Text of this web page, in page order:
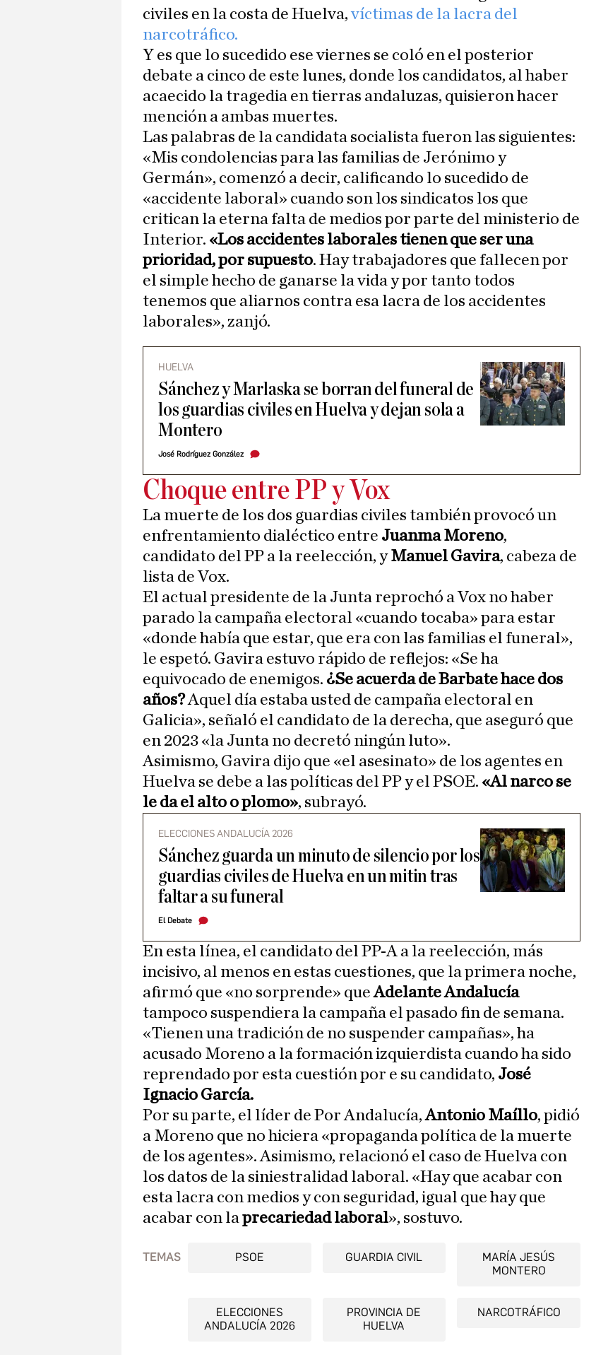
civiles en la costa de Huelva,víctimas de la lacra del
narcotráfico.
Y es que lo sucedido ese viernes se coló en el posterior
debate a cinco de este lunes, donde los candidatos, al haber
acaecido la tragedia en tierras andaluzas, quisieron hacer
mención a ambas muertes.
Las palabras de la candidata socialista fueron las siguientes:
«Mis condolencias para las familias de Jerónimo y
Germán», comenzó a decir, calificando lo sucedido de
«accidente laboral» cuando son los sindicatos los que
critican la eterna falta de medios por parte del ministerio de
Interior. «Los accidentes laborales tienen que ser una
prioridad, por supuesto. Hay trabajadores que fallecen por
el simple hecho de ganarse la vida y por tanto todos
tenemos que aliarnos contra esa lacra de los accidentes
laborales», zanjó.
HUELVA
Sánchez y Marlaska se borran del funeral de
los guardias civiles en Huelva y dejan sola a
Montero
José Rodríguez González
Choque entre PP y Vox
La muerte de los dos guardias civiles también provocó un
enfrentamiento dialéctico entre Juanma Moreno,
candidato del PP a la reelección, yManuel Gavira, cabeza de
lista de Vox.
El actual presidente de la Junta reprochó a Vox no haber
parado la campaña electoral «cuando tocaba» para estar
«donde había que estar, que era con las familias el funeral»,
le espetó. Gavira estuvo rápido de reflejos: «Se ha
equivocado de enemigos. ¿Se acuerda de Barbate hace dos
años?Aquel día estaba usted de campaña electoral en
Galicia», señaló el candidato de la derecha, que aseguró que
en 2023 «la Junta no decretó ningún luto».
Asimismo, Gavira dijo que «el asesinato» de los agentes en
Huelva se debe a las políticas del PP y el PSOE. «Al narco se
le da el alto o plomo», subrayó.
ELECCIONES ANDALUCÍA 2026
Sánchez guarda un minuto de silencio por los
guardias civiles de Huelva en un mitin tras
faltar a su funeral
El Debate
En esta línea, el candidato del PP-A a la reelección, más
incisivo, al menos en estas cuestiones, que la primera noche,
afirmó que «no sorprende» queAdelante Andalucía
tampoco suspendiera la campaña el pasado fin de semana.
«Tienen una tradición de no suspender campañas», ha
acusado Moreno a la formación izquierdista cuando ha sido
reprendado por esta cuestión por e su candidato, José
Ignacio García.
Por su parte, el líder de Por Andalucía,Antonio Maíllo, pidió
a Moreno que no hiciera «propaganda política de la muerte
de los agentes». Asimismo, relacionó el caso de Huelva con
los datos de la siniestralidad laboral. «Hay que acabar con
esta lacra con medios y con seguridad, igual que hay que
acabar con laprecariedad laboral», sostuvo.
TEMAS PSOE GUARDIA CIVIL
MARÍA JESÚS
MONTERO
ELECCIONES
ANDALUCÍA 2026
PROVINCIA DE
HUELVA
NARCOTRÁFICO